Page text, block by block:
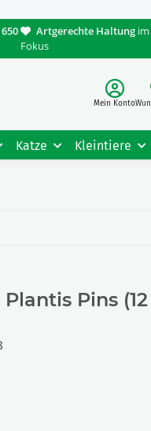
Artgerechte Haltungim
Fokus
Mein Konto
Katze Kleintiere
Pins